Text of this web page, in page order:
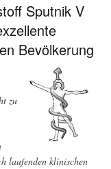
Sputnik V
Bevölkerung
zu
laufenden klinischen